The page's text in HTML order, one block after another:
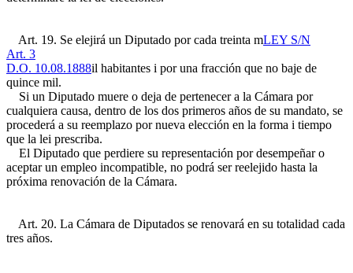
Art. 19. Se elejirá un Diputado por cada treinta mLEY S/N
Art. 3
D.O. 10.08.1888il habitantes i por una fracción que no baje de
quince mil.
Si un Diputado muere o deja de pertenecer a la Cámara por
cualquiera causa, dentro de los dos primeros años de su mandato, se
procederá a su reemplazo por nueva elección en la forma i tiempo
que la lei prescriba.
El Diputado que perdiere su representación por desempeñar o
aceptar un empleo incompatible, no podrá ser reelejido hasta la
próxima renovación de la Cámara.
Art. 20. La Cámara de Diputados se renovará en su totalidad cada
tres años.